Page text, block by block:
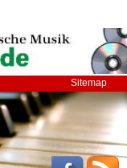
Sitemap